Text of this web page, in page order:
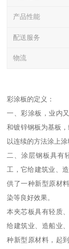
产品性能
配送服务
物流
彩涂板的定义：
一、彩涂板，业内
和镀锌钢板为基板
以连续的方法涂上
二、涂层钢板具有
工，它给建筑业、
供了一种新型原材
染等良好效果。
本夹芯板具有轻质
给建筑业、造船业
种新型原材料，起